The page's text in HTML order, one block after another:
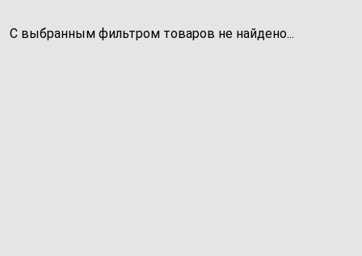
С выбранным фильтром товаров не найдено...